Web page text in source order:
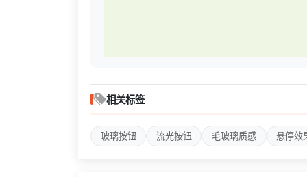
相关标签
玻璃按钮 流光按钮 毛玻璃质感 悬停效